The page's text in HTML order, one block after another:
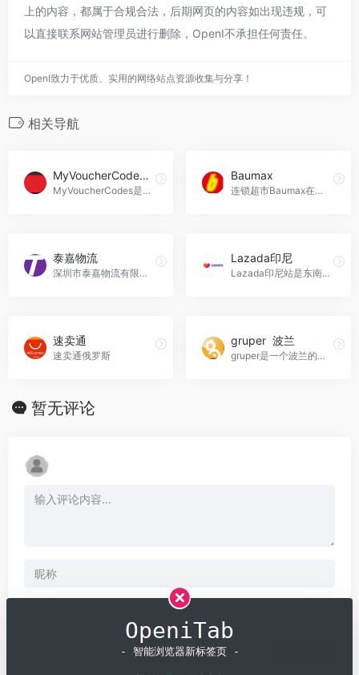
上的内容，都属于合规合法，后期网页的内容如出现违规，可
以直接联系网站管理员进行删除，OpenI不承担任何责任。
OpenI致力于优质、实用的网络站点资源收集与分享！
相关导航
MyVoucherCodes 英国
MyVoucherCodes是英国最大的在线折扣和优惠平台之一。他们的使命是为用户在在线购物时提供省钱的机会。
Baumax
连锁超市Baumax在捷克开设的分站
泰嘉物流
深圳市泰嘉物流有限公司，自 2009 年成立以来，汇聚了经验丰富的专业团队，总部设于深圳，分支机构遍布华东、华南和香港。其业务广泛覆盖电商平台小包处理、泰嘉云仓、全球专线小包、电商平台综合处理方案，以及 UPS 为主体的国际快递服务和 FBA 头程清关派送方案。同时，通过供应链生态体系，为品牌客户提供个性化定制解决方案。泰嘉物流致力于不断提升专业化能力，持续创新产品，确保服务质量，满足市场需求，以及行业发展，以更方便、更安全、更快捷的方式将包裹送达全球买家手中。
Lazada印尼
Lazada印尼站是东南亚地区最大的在线购物网站之一。
速卖通
速卖通俄罗斯
gruper 波兰
gruper是一个波兰的门户网站，提供各种与旅行、购物和优惠相关的信息和服务。作为一个综合性的平台，gruper致力于帮助用户发现本地城市的热门活动、旅游景点、购物场所，并提供折扣码和门票等优惠信息。
暂无评论
OpeniTab
- 智能浏览器新标签页 -